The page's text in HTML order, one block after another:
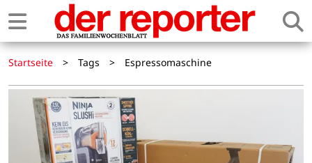
Startseite > Tags > Espressomaschine